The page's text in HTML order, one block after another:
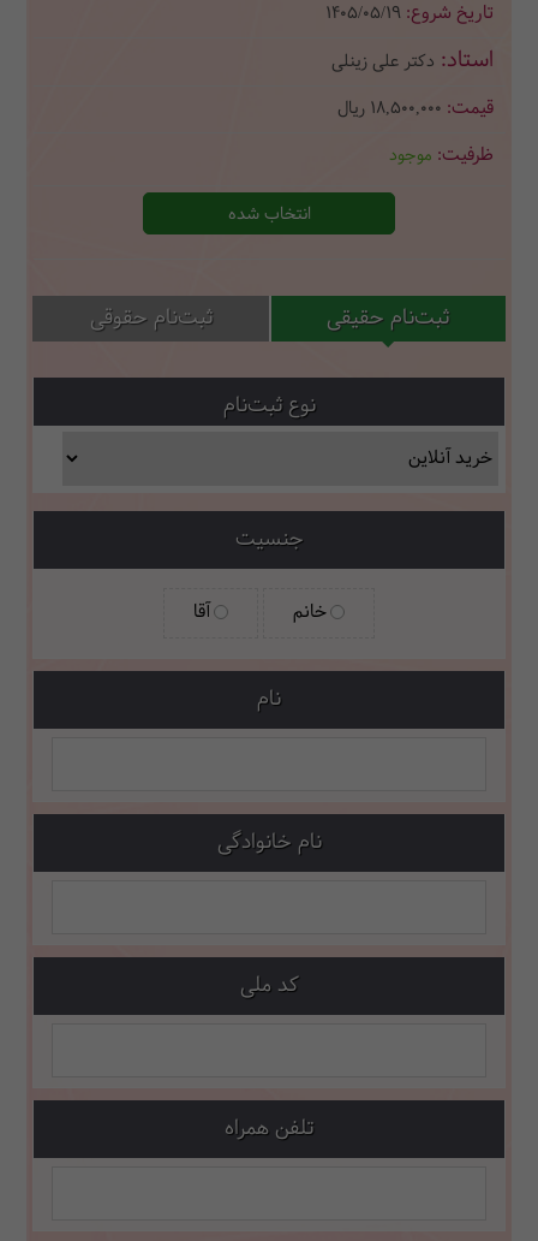
1405/05/19
دکتر علی زینلی
18,500,000 ریال
موجود
انتخاب شده
ثبت‌نام حقیقی ثبت‌نام حقوقی
نوع ثبت‌نام
جنسیت
خانم آقا
نام
نام خانوادگی
کد ملی
تلفن همراه